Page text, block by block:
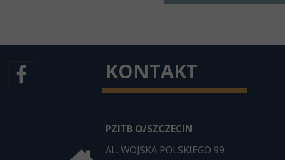
KONTAKT
PZITB O/SZCZECIN
AL. WOJSKA POLSKIEGO 99